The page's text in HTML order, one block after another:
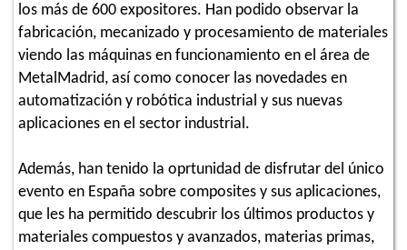
los más de 600 expositores. Han podido observar la
fabricación, mecanizado y procesamiento de materiales
viendo las máquinas en funcionamiento en el área de
MetalMadrid, así como conocer las novedades en
automatización y robótica industrial y sus nuevas
aplicaciones en el sector industrial.
Además, han tenido la oprtunidad de disfrutar del único
evento en España sobre composites y sus aplicaciones,
que les ha permitido descubrir los últimos productos y
materiales compuestos y avanzados, materias primas,